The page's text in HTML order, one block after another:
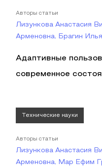
Авторы статьи
Лизункова Анастасия
Арменовна, Брагин
Адаптивные
современное
Технические науки
Авторы статьи
Лизункова Анастасия
Арменовна, Мар Ефим